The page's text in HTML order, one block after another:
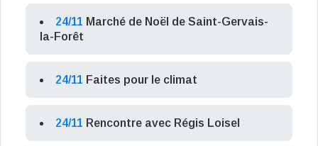
24/11 Marché de Noël de Saint-Gervais-
la-Forêt
24/11 Faites pour le climat
24/11 Rencontre avec Régis Loisel